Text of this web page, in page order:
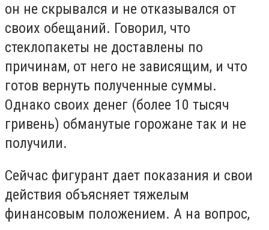
он не скрывался и не отказывался от
своих обещаний. Говорил, что
стеклопакеты не доставлены по
причинам, от него не зависящим, и что
готов вернуть полученные суммы.
Однако своих денег (более 10 тысяч
гривень) обманутые горожане так и не
получили.
Сейчас фигурант дает показания и свои
действия объясняет тяжелым
финансовым положением. А на вопрос,